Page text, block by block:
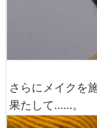
さらにメイクを
果たして……。